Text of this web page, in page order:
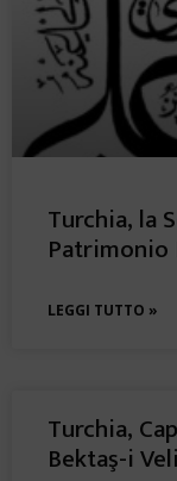
Turchia, la
Patrimonio
LEGGI TUTTO »
Turchia,
Bektaş-i Veli